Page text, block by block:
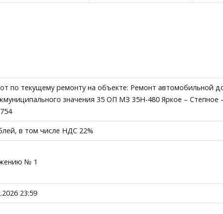
по текущему ремонту на объекте: Ремонт автомобильной
значения 35 ОП МЗ 35Н-480 Яркое – Степное
в том числе НДС 22%
№ 1
23:59